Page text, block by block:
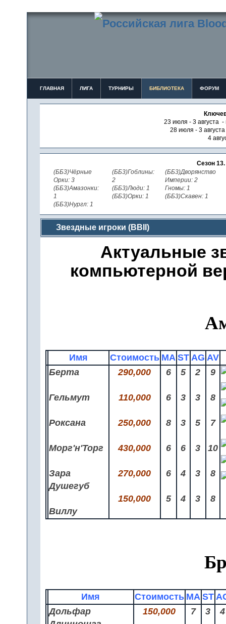
ГЛАВНАЯ ЛИГА ТУРНИРЫ БИБЛИОТЕКА ФОРУМ
23 июля - 3 августа -
28 июля - 3
4
Сезон 13.
(ББ3)Чёрные
Орки: 3
(ББ3)Амазонки:
1
(ББ3)Нургл: 1
(ББ3)Гоблины:
2
(ББ3)Люди: 1
(ББ3)Орки: 1
(ББ3)Дворянство
Империи: 2
Гномы: 1
(ББ3)Скавен: 1
Звездные игроки (BBII)
Актуальные
компьютерной
Имя Стоимость MA ST AG AV
Берта
Гельмут
Роксана
Морг'н'Торг
Зара
Душегуб
Виллу
290,000
110,000
250,000
430,000
270,000
150,000
6
6
8
6
6
5
5
3
3
6
4
4
2
3
5
3
3
3
9
8
7
10
8
8
Имя Стоимость MA ST
Дольфар
150,000 7 3 4